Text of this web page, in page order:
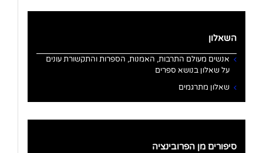
השאלון
אנשים מעולם התרבות, האמנות, הספרות והתקשורת עונים
על שאלון בנושא ספרים
שאלון מתרגמים
סיפורים מן הפרובינציה